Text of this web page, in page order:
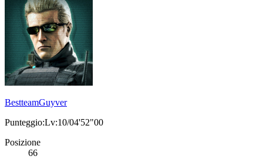
BestteamGuyver
Punteggio:Lv:10/04'52"00
Posizione
66